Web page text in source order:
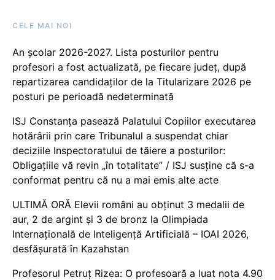
CELE MAI NOI
An școlar 2026-2027. Lista posturilor pentru
profesori a fost actualizată, pe fiecare județ, după
repartizarea candidaților de la Titularizare 2026 pe
posturi pe perioadă nedeterminată
ISJ Constanța pasează Palatului Copiilor executarea
hotărârii prin care Tribunalul a suspendat chiar
deciziile Inspectoratului de tăiere a posturilor:
Obligațiile vă revin „în totalitate” / ISJ susține că s-a
conformat pentru că nu a mai emis alte acte
ULTIMĂ ORĂ Elevii români au obținut 3 medalii de
aur, 2 de argint și 3 de bronz la Olimpiada
Internațională de Inteligență Artificială – IOAI 2026,
desfășurată în Kazahstan
Profesorul Petruț Rizea: O profesoară a luat nota 4.90